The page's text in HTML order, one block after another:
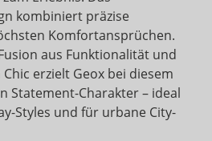
kombiniert präzise
Komfortansprüchen.
aus Funktionalität und
erzielt Geox bei diesem
Statement-Charakter – ideal
Styles und für urbane City-